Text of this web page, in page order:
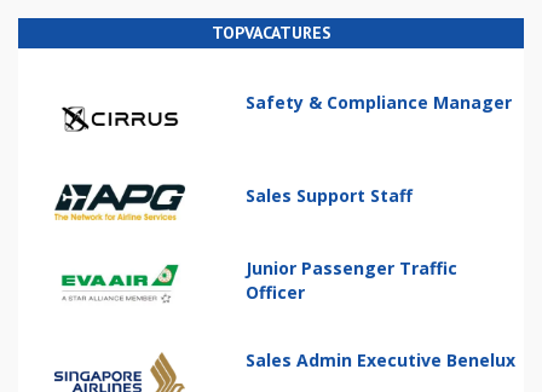
TOPVACATURES
Safety & Compliance Manager
Sales Support Staff
Junior Passenger Traffic
Officer
Sales Admin Executive Benelux